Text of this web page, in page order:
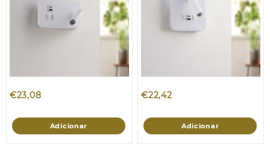
€23,08
Adicionar
€22,42
Adicionar